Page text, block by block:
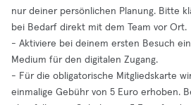
nur deiner persönlichen Planung. Bitte
bei Bedarf direkt mit dem Team vor Ort.
- Aktiviere bei deinem ersten Besuch
Medium für den digitalen Zugang.
- Für die obligatorische Mitgliedskarte
einmalige Gebühr von 5 Euro erhoben.